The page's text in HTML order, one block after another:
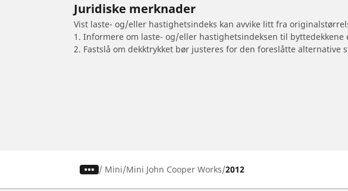
Juridiske merknader
Vist laste- og/eller hastighetsindeks kan avvike litt fra
1. Informere om laste- og/eller hastighetsindeksen til
2. Fastslå om dekktrykket bør justeres for den foreslåtte alternative
/ Mini Mini John Cooper Works 2012